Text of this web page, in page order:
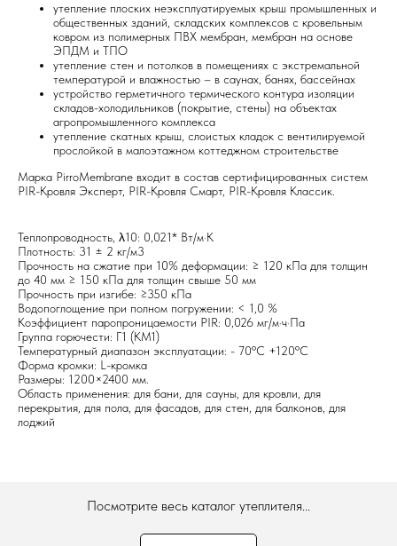
утепление плоских неэксплуатируемых крыш промышленных и
общественных зданий, складских комплексов с кровельным
ковром из полимерных ПВХ мембран, мембран на основе
ЭПДМ и ТПО
утепление стен и потолков в помещениях с экстремальной
температурой и влажностью – в саунах, банях, бассейнах
устройство герметичного термического контура изоляции
складов-холодильников (покрытие, стены) на объектах
агропромышленного комплекса
утепление скатных крыш, слоистых кладок с вентилируемой
прослойкой в малоэтажном коттеджном строительстве
Марка PirroMembrane входит в состав сертифицированных систем
PIR-Кровля Эксперт, PIR-Кровля Смарт, PIR-Кровля Классик.
Теплопроводность, λ10: 0,021* Вт/м·К
Плотность: 31 ± 2 кг/м3
Прочность на сжатие при 10% деформации: ≥ 120 кПа для толщин
до 40 мм ≥ 150 кПа для толщин свыше 50 мм
Прочность при изгибе: ≥350 кПа
Водопоглощение при полном погружении: < 1,0 %
Коэффициент паропроницаемости PIR: 0,026 мг/м·ч·Па
Группа горючести: Г1 (КМ1)
Температурный диапазон эксплуатации: - 70ºC +120ºC
Форма кромки: L-кромка
Размеры: 1200×2400 мм.
Область применения: для бани, для сауны, для кровли, для
перекрытия, для пола, для фасадов, для стен, для балконов, для
лоджий
Посмотрите весь каталог утеплителя...